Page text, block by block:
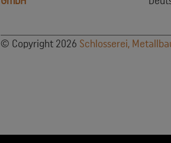
© Copyright 2026 Schlosserei,